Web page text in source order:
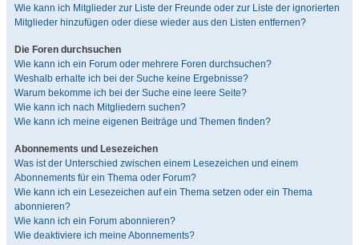
Wie kann ich Mitglieder zur Liste der Freunde oder zur Liste der ignorierten
Mitglieder hinzufügen oder diese wieder aus den Listen entfernen?
Die Foren durchsuchen
Wie kann ich ein Forum oder mehrere Foren durchsuchen?
Weshalb erhalte ich bei der Suche keine Ergebnisse?
Warum bekomme ich bei der Suche eine leere Seite?
Wie kann ich nach Mitgliedern suchen?
Wie kann ich meine eigenen Beiträge und Themen finden?
Abonnements und Lesezeichen
Was ist der Unterschied zwischen einem Lesezeichen und einem
Abonnements für ein Thema oder Forum?
Wie kann ich ein Lesezeichen auf ein Thema setzen oder ein Thema
abonnieren?
Wie kann ich ein Forum abonnieren?
Wie deaktiviere ich meine Abonnements?